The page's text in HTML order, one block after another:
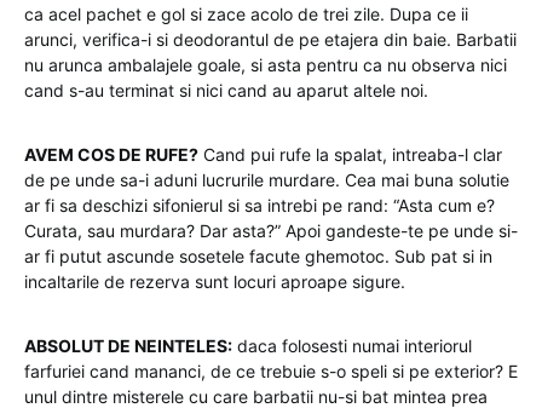
ca acel pachet e gol si zace acolo de trei zile. Dupa ce ii
arunci, verifica-i si deodorantul de pe etajera din baie. Barbatii
nu arunca ambalajele goale, si asta pentru ca nu observa nici
cand s-au terminat si nici cand au aparut altele noi.
AVEM COS DE RUFE? Cand pui rufe la spalat, intreaba-l clar
de pe unde sa-i aduni lucrurile murdare. Cea mai buna solutie
ar fi sa deschizi sifonierul si sa intrebi pe rand: “Asta cum e?
Curata, sau murdara? Dar asta?” Apoi gandeste-te pe unde si-
ar fi putut ascunde sosetele facute ghemotoc. Sub pat si in
incaltarile de rezerva sunt locuri aproape sigure.
ABSOLUT DE NEINTELES: daca folosesti numai interiorul
farfuriei cand mananci, de ce trebuie s-o speli si pe exterior? E
unul dintre misterele cu care barbatii nu-si bat mintea prea